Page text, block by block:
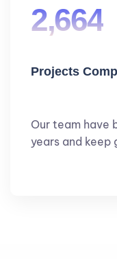
2,664
Projects
Our team have
years and keep